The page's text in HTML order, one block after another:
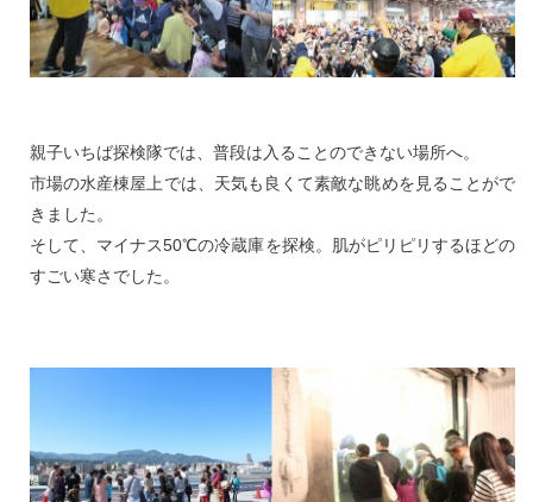
親子いちば探検隊では、普段は入ることのできない場所へ。
市場の水産棟屋上では、天気も良くて素敵な眺めを見ることがで
きました。
そして、マイナス50℃の冷蔵庫を探検。肌がピリピリするほどの
すごい寒さでした。